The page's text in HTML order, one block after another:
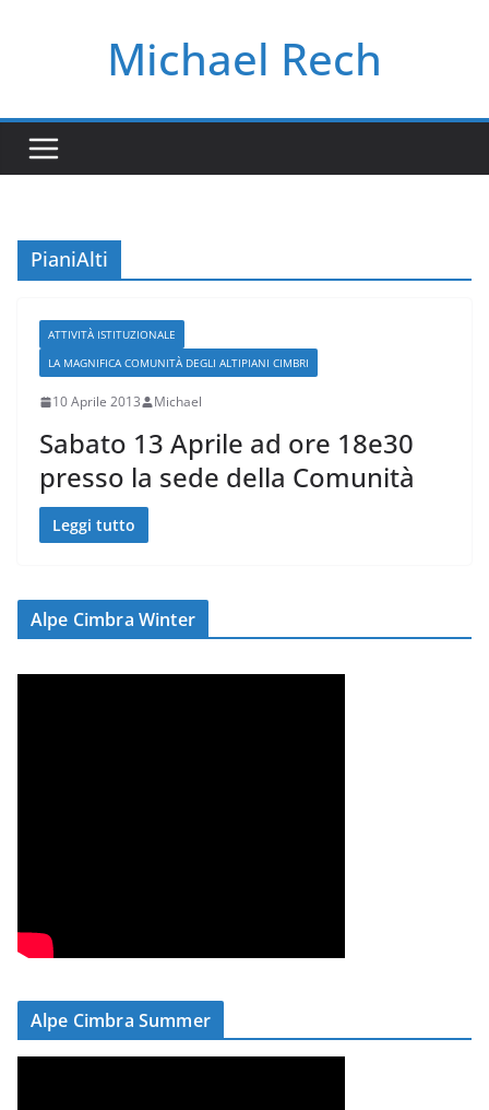
Michael Rech
PianiAlti
ATTIVITÀ ISTITUZIONALE
LA MAGNIFICA COMUNITÀ DEGLI ALTIPIANI CIMBRI
10 Aprile 2013 Michael
Sabato 13 Aprile ad ore 18e30
presso la sede della Comunità
Leggi tutto
Alpe Cimbra Winter
Alpe Cimbra Summer